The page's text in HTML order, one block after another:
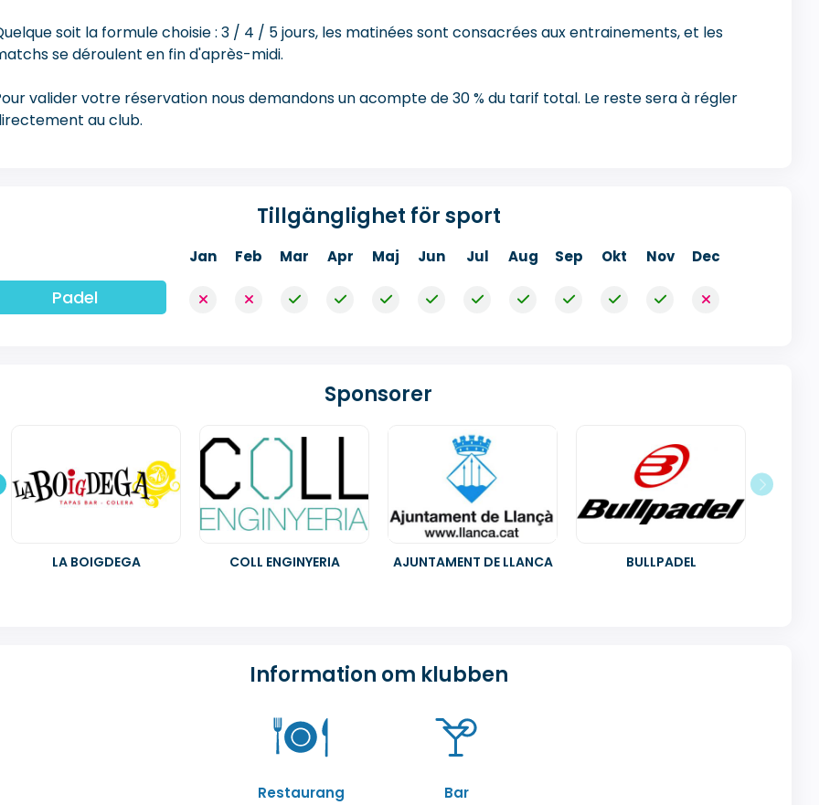
soit la formule choisie : 3 / 4 / 5 jours, les matinées sont consacrées aux entrainements, et les
se déroulent en fin d'après-midi.
valider votre réservation nous demandons un acompte de 30 % du tarif total. Le reste sera à régler
au club.
Tillgänglighet för sport
Jan Feb Mar Apr Maj Jun Jul Aug Sep Okt Nov Dec
Padel
Sponsorer
LA BOIGDEGA COLL ENGINYERIA AJUNTAMENT DE LLANCA BULLPADEL
Information om klubben
Restaurang Bar